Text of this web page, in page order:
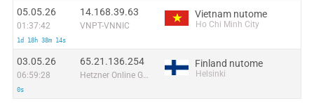
05.05.26
01:37:42
1d 18h 38m 14s
14.168.39.63
VNPT-VNNIC
Vietnam nutome
Ho Chi Minh City
03.05.26
06:59:28
0s
65.21.136.254
Hetzner Online GmbH
Finland nutome
Helsinki